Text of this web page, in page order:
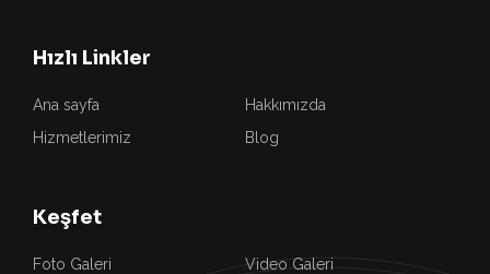
Hızlı Linkler
Ana sayfa
Hakkımızda
Hizmetlerimiz
Blog
Keşfet
Foto Galeri
Video Galeri